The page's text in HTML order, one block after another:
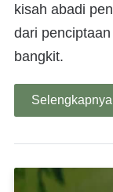
kisah abadi
dari
bangkit.